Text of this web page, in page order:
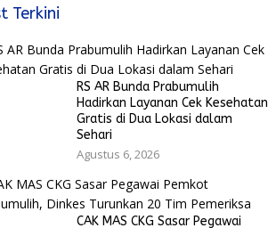
Terkini
RS AR Bunda Prabumulih
Hadirkan Layanan Cek Kesehatan
Gratis di Dua Lokasi dalam
Sehari
Agustus 6, 2026
CAK MAS CKG Sasar Pegawai